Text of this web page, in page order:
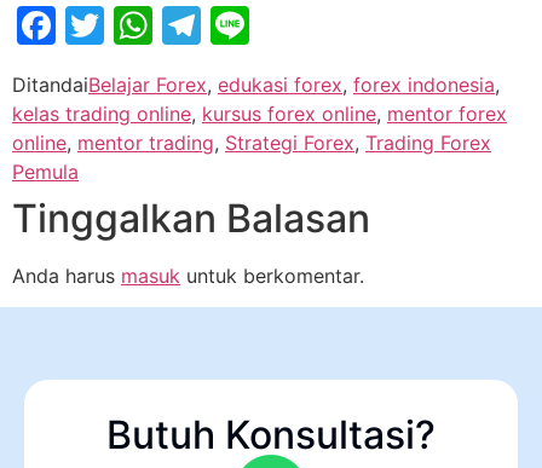
Facebook
Twitter
WhatsApp
Telegram
DitandaiBelajar Forex, edukasi forex, forex indonesia,
kelas trading online, kursus forex online, mentor forex
online, mentor trading, Strategi Forex, Trading Forex
Pemula
Tinggalkan Balasan
Anda harus masuk untuk berkomentar.
Butuh Konsultasi?